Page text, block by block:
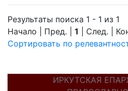
Результаты поиска 1 - 1 из 1
Начало | Пред. | 1 | След. |
Сортировать по
ИРКУТСКАЯ